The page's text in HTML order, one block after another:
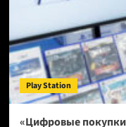
Браун
оказалась
Grand
Theft
Auto
Play Station
«Цифровые